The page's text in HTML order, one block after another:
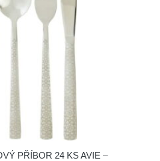
PŘÍBOR 24 KS AVIE –